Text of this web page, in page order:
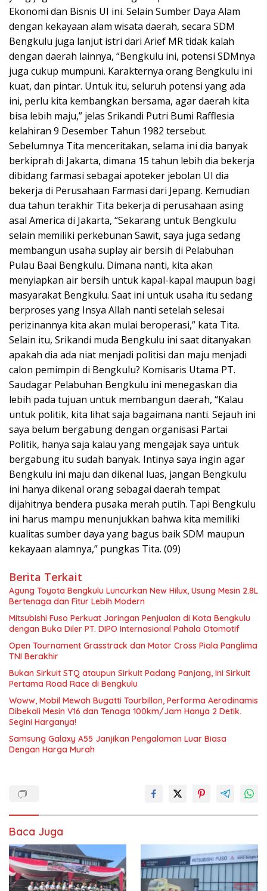
Ekonomi dan Bisnis UI ini. Selain Sumber Daya Alam
dengan kekayaan alam wisata daerah, secara SDM
Bengkulu juga lanjut istri dari Arief MR tidak kalah
dengan daerah lainnya, “Bengkulu ini, potensi SDMnya
juga cukup mumpuni. Karakternya orang Bengkulu ini
kuat, dan pintar. Untuk itu, seluruh potensi yang ada
ini, perlu kita kembangkan bersama, agar daerah kita
bisa lebih maju,” jelas Srikandi Putri Bumi Rafflesia
kelahiran 9 Desember Tahun 1982 tersebut.
Sebelumnya Tita menceritakan, selama ini dia banyak
berkiprah di Jakarta, dimana 15 tahun lebih dia bekerja
dibidang farmasi sebagai apoteker jebolan UI dia
bekerja di Perusahaan Farmasi dari Jepang. Kemudian
dua tahun terakhir Tita bekerja di perusahaan asing
asal America di Jakarta, “Sekarang untuk Bengkulu
selain memiliki perkebunan Sawit, saya juga sedang
membangun usaha suplay air bersih di Pelabuhan
Pulau Baai Bengkulu. Dimana nanti, kita akan
menyiapkan air bersih untuk kapal-kapal maupun bagi
masyarakat Bengkulu. Saat ini untuk usaha itu sedang
berproses yang Insya Allah nanti setelah selesai
perizinannya kita akan mulai beroperasi,” kata Tita.
Selain itu, Srikandi muda Bengkulu ini saat ditanyakan
apakah dia ada niat menjadi politisi dan maju menjadi
calon pemimpin di Bengkulu? Komisaris Utama PT.
Saudagar Pelabuhan Bengkulu ini menegaskan dia
lebih pada tujuan untuk membangun daerah, “Kalau
untuk politik, kita lihat saja bagaimana nanti. Sejauh ini
saya belum bergabung dengan organisasi Partai
Politik, hanya saja kalau yang mengajak saya untuk
bergabung itu sudah banyak. Intinya saya ingin agar
Bengkulu ini maju dan dikenal luas, jangan Bengkulu
ini hanya dikenal orang sebagai daerah tempat
dijahitnya bendera pusaka merah putih. Tapi Bengkulu
ini harus mampu menunjukkan bahwa kita memiliki
kualitas sumber daya yang bagus baik SDM maupun
kekayaan alamnya,” pungkas Tita. (09)
Berita Terkait
Agung Toyota Bengkulu Luncurkan New Hilux, Usung Mesin 2.8L
Bertenaga dan Fitur Lebih Modern
Mitsubishi Fuso Perkuat Jaringan Penjualan di Kota Bengkulu
dengan Buka Diler PT. DIPO Internasional Pahala Otomotif
Open Tournament Grasstrack dan Motor Cross Piala Panglima
TNI Berakhir
Bukan Sirkuit STQ ataupun Sirkuit Padang Panjang, Ini Sirkuit
Pertama Road Race di Bengkulu
Woww, Mobil Mewah Bugatti Tourbillon, Performa Aerodinamis
Dibekali Mesin V16 dan Tenaga 100km/Jam Hanya 2 Detik.
Segini Harganya!
Samsung Galaxy A55 Janjikan Pengalaman Luar Biasa
Dengan Harga Murah
Baca Juga